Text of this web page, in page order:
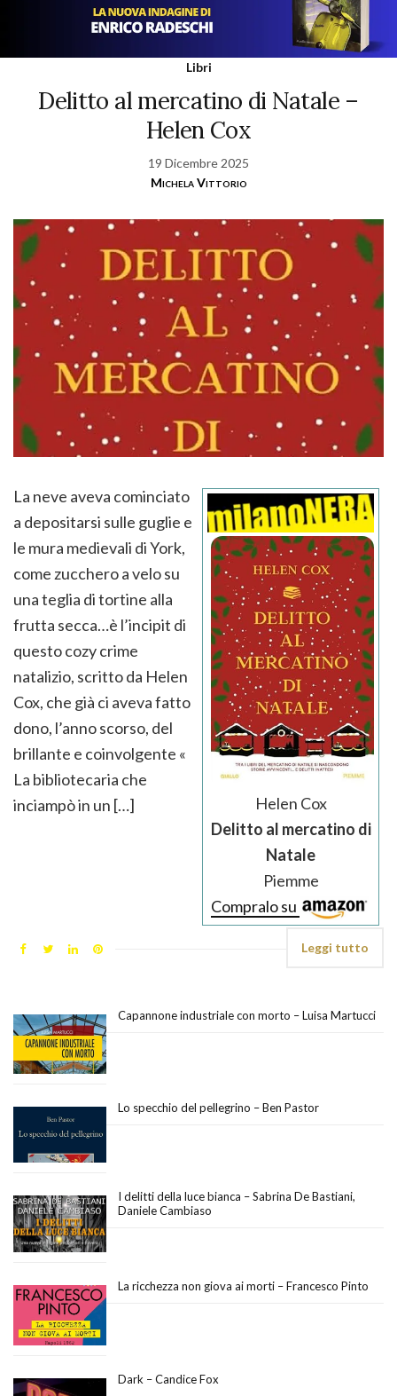
Libri
Delitto al mercatino di Natale –
Helen Cox
19 Dicembre 2025
Michela Vittorio
Helen Cox
Delitto al mercatino di
Natale
Piemme
Compralo su
La neve aveva cominciato
a depositarsi sulle guglie e
le mura medievali di York,
come zucchero a velo su
una teglia di tortine alla
frutta secca…è l’incipit di
questo cozy crime
natalizio, scritto da Helen
Cox, che già ci aveva fatto
dono, l’anno scorso, del
brillante e coinvolgente «
La bibliotecaria che
inciampò in un […]
Leggi tutto
Capannone industriale con morto – Luisa Martucci
Lo specchio del pellegrino – Ben Pastor
I delitti della luce bianca – Sabrina De Bastiani,
Daniele Cambiaso
La ricchezza non giova ai morti – Francesco Pinto
Dark – Candice Fox